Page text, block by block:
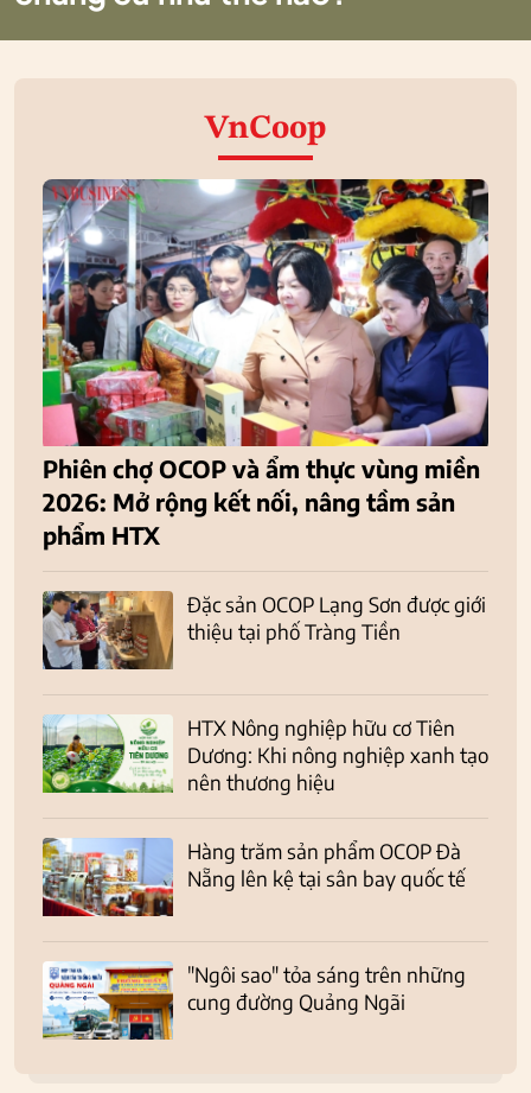
VnCoop
Phiên chợ OCOP và ẩm thực vùng miền
2026: Mở rộng kết nối, nâng tầm sản
phẩm HTX
Đặc sản OCOP Lạng Sơn được giới
thiệu tại phố Tràng Tiền
HTX Nông nghiệp hữu cơ Tiên
Dương: Khi nông nghiệp xanh tạo
nên thương hiệu
Hàng trăm sản phẩm OCOP Đà
Nẵng lên kệ tại sân bay quốc tế
"Ngôi sao" tỏa sáng trên những
cung đường Quảng Ngãi